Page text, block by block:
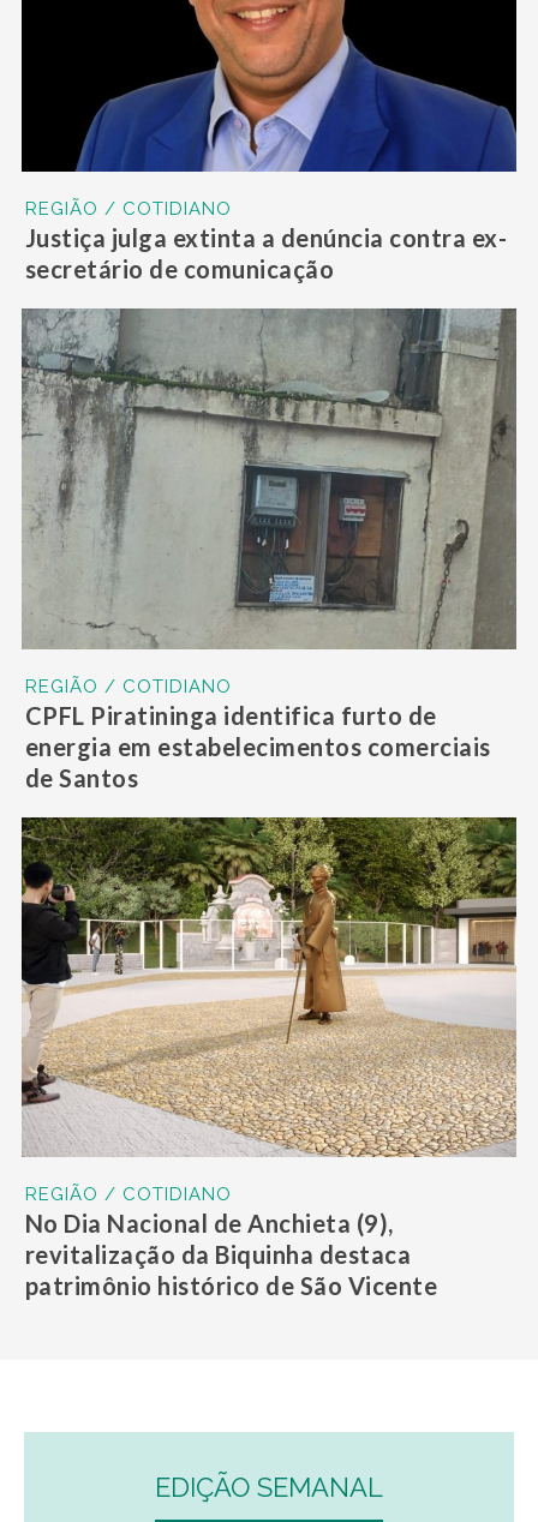
REGIÃO / COTIDIANO
Justiça julga extinta a denúncia contra ex-
secretário de comunicação
REGIÃO / COTIDIANO
CPFL Piratininga identifica furto de
energia em estabelecimentos comerciais
de Santos
REGIÃO / COTIDIANO
No Dia Nacional de Anchieta (9),
revitalização da Biquinha destaca
patrimônio histórico de São Vicente
EDIÇÃO SEMANAL